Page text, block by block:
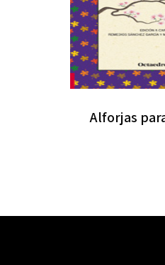
Alforjas